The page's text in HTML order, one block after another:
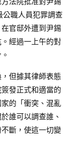
公職人員犯罪調查
官邸外遭到尹錫
經過一上午的對
但據其律師表態
發正式和適當的
的「衝突、混亂
誰可以調查誰、
斷，使這一切變